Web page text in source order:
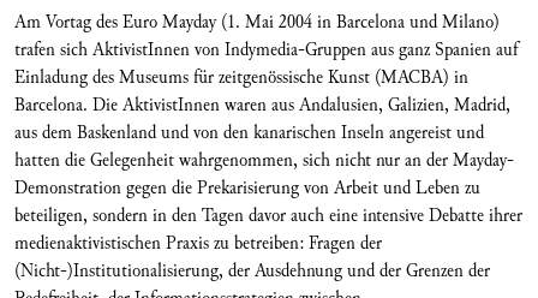
Am Vortag des Euro Mayday (1. Mai 2004 in Barcelona und Milano)
trafen sich AktivistInnen von Indymedia-Gruppen aus ganz Spanien auf
Einladung des Museums für zeitgenössische Kunst (MACBA) in
Barcelona. Die AktivistInnen waren aus Andalusien, Galizien, Madrid,
aus dem Baskenland und von den kanarischen Inseln angereist und
hatten die Gelegenheit wahrgenommen, sich nicht nur an der Mayday-
Demonstration gegen die Prekarisierung von Arbeit und Leben zu
beteiligen, sondern in den Tagen davor auch eine intensive Debatte ihrer
medienaktivistischen Praxis zu betreiben: Fragen der
(Nicht-)Institutionalisierung, der Ausdehnung und der Grenzen der